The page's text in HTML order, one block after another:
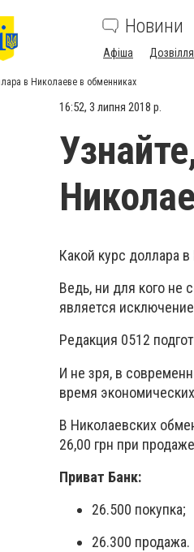
Новини
Афіша Дозвілля
в Николаеве в обменниках
16:52, 3 липня 2018 р.
Какой курс доллара
Ведь, ни для кого не
является
Редакция 0512
И не зря, в
время
В Николаевских
26,00 грн при
Приват Банк:
26.500 покупка;
26.300 продажа.